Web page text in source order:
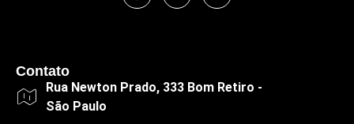
Contato
Rua Newton Prado, 333 Bom Retiro -
São Paulo